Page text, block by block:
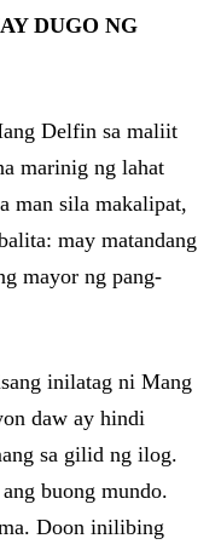
DUGO NG
Delfin sa maliit
marinig ng lahat
man sila makalipat,
may matandang
mayor ng pang-
inilatag ni Mang
daw ay hindi
sa gilid ng ilog.
buong mundo.
Doon inilibing